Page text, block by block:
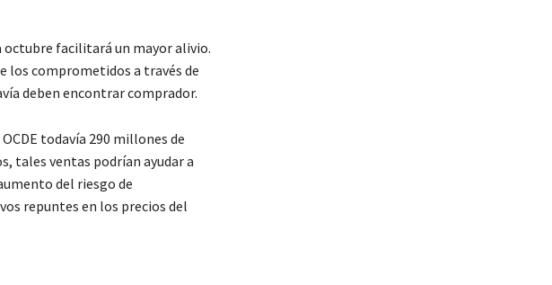
octubre facilitará un mayor alivio.
los comprometidos a través de
deben encontrar comprador.
todavía 290 millones de
tales ventas podrían ayudar a
del riesgo de
repuntes en los precios del